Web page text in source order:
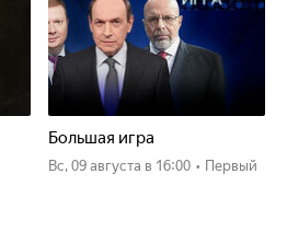
Большая игра
вс, 09 августа в 16:00 • Первый